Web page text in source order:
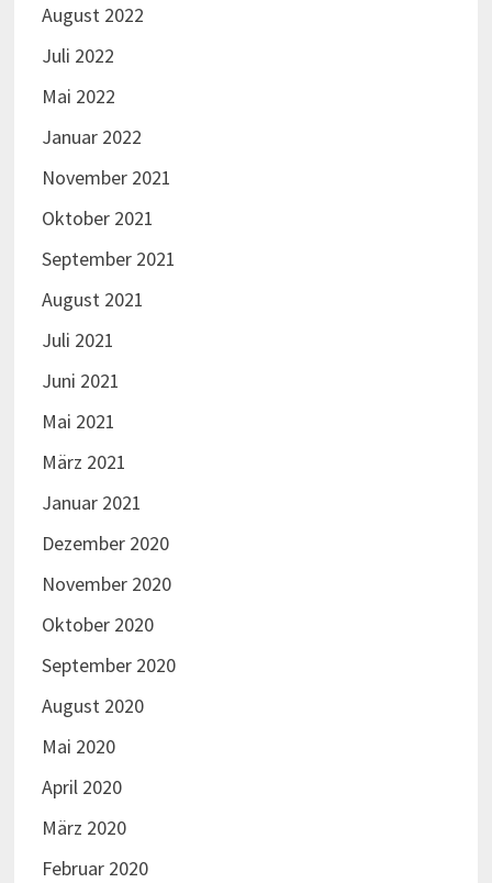
August 2022
Juli 2022
Mai 2022
Januar 2022
November 2021
Oktober 2021
September 2021
August 2021
Juli 2021
Juni 2021
Mai 2021
März 2021
Januar 2021
Dezember 2020
November 2020
Oktober 2020
September 2020
August 2020
Mai 2020
April 2020
März 2020
Februar 2020